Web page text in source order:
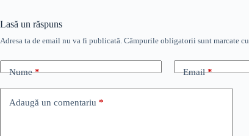
Lasă un răspuns
Adresa ta de email nu va fi publicată. Câmpurile obligatorii sunt marcate cu
Nume* Email*
Adaugă un comentariu *